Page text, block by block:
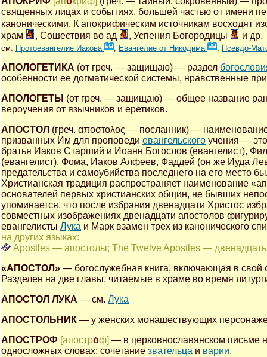
священных лицах и событиях, большей частью от имени
каноническими. К апокрифическим источникам восходят
храм
, Сошествия во ад , Успения Богородицы и др.
см. Протоевангелие Иакова , Евангелие от Никодима , Псевдо-
АПОЛОГЕТИКА (от греч. — защищаю) — раздел
особенности ее догматической системы, нравственные
АПОЛОГЕТЫ (от греч. — защищаю) — общее название
вероучения от язычников и еретиков.
АПОСТОЛ (греч. αποστολος — посланник) —
призванных Им для проповеди евангельского учения —
братья Иаков Старший и Иоанн Богослов (евангелист),
(евангелист), Фома, Иаков Алфеев, Фаддей (он же Иуда
предательства и самоубийства последнего на его место
Христианская традиция распространяет наименование
основателей первых христианских общин, не бывших
упоминается, что после избрания двенадцати Христос
совместных изображениях двенадцати апостолов
евангелисты Лука и Марк взамен трех из канонического
на других языках:
Apostles — апостолы; The Twelve Apostles — двенадцать
«АПОСТОЛ» — богослужебная книга, включающая в свой
Разделен на две главы, читаемые в храме во время
АПОСТОЛ ЛУКА — см. Лука
АПОСТОЛЬНИК — у женских монашествующих
АПОСТРОФ [апостро́ф] — в церковнославянском письме
односложных словах; сочетание звательца и варии.